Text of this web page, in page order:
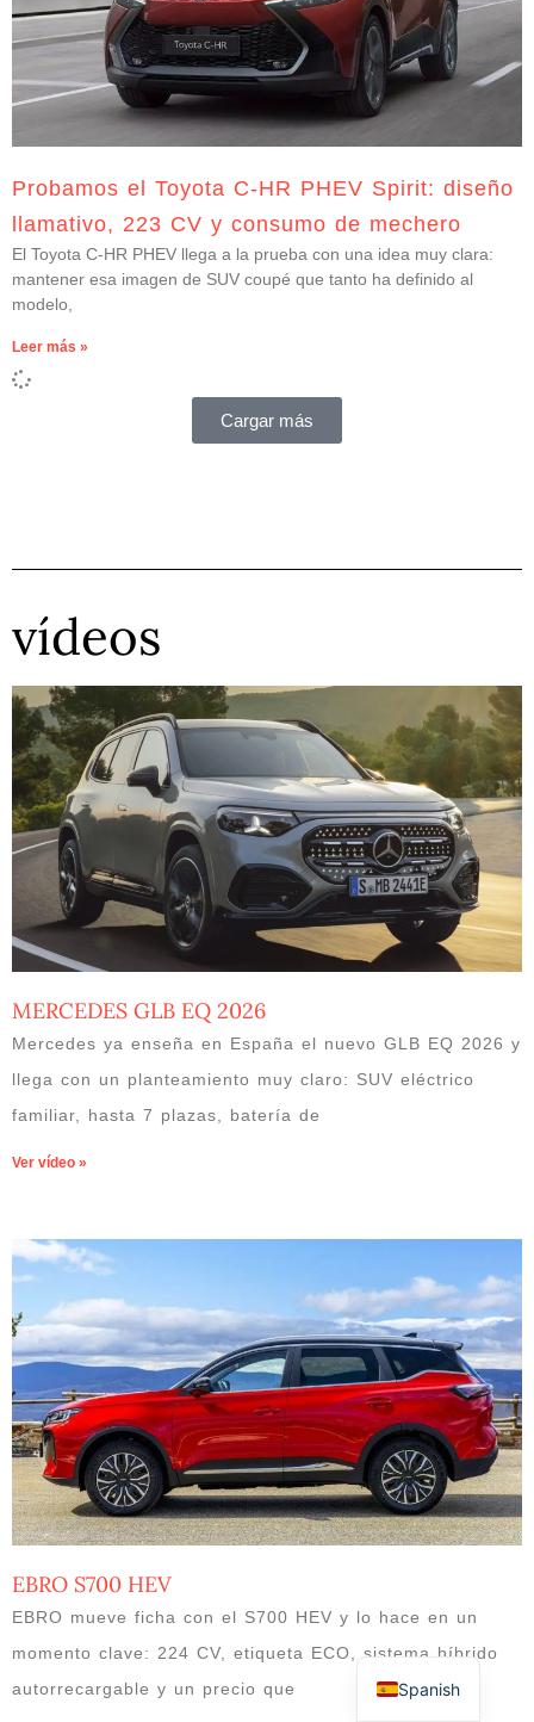
Probamos el Toyota C-HR PHEV Spirit: diseño
llamativo, 223 CV y consumo de mechero
El Toyota C-HR PHEV llega a la prueba con una idea muy clara:
mantener esa imagen de SUV coupé que tanto ha definido al
modelo,
Leer más »
Cargar más
vídeos
MERCEDES GLB EQ 2026
Mercedes ya enseña en España el nuevo GLB EQ 2026 y
llega con un planteamiento muy claro: SUV eléctrico
familiar, hasta 7 plazas, batería de
Ver vídeo »
EBRO S700 HEV
EBRO mueve ficha con el S700 HEV y lo hace en un
momento clave: 224 CV, etiqueta ECO, sistema híbrido
autorrecargable y un precio que
Spanish